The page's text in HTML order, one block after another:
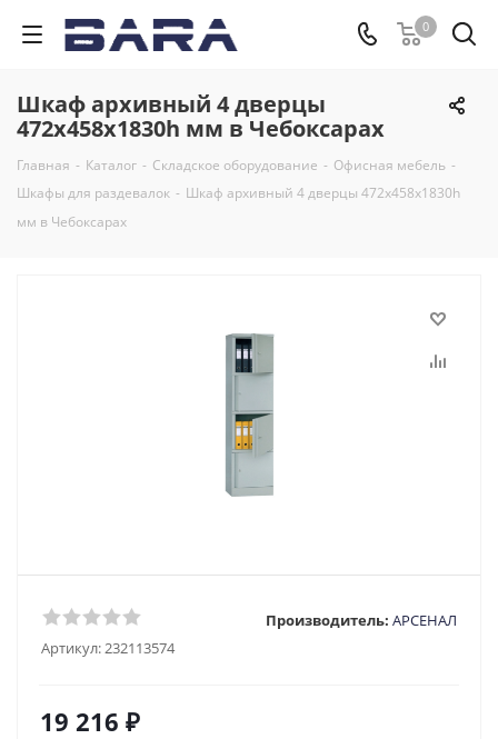
0
Шкаф архивный 4 дверцы
472х458х1830h мм в Чебоксарах
Главная - Каталог - Складское оборудование - Офисная мебель -
Шкафы для раздевалок - Шкаф архивный 4 дверцы 472х458х1830h
мм в Чебоксарах
Артикул:232113574
Производитель: АРСЕНАЛ
19 216 ₽